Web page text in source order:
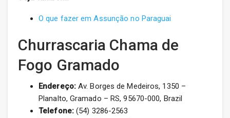
O que fazer em Assunção no Paraguai
Churrascaria Chama de
Fogo Gramado
Endereço:Av. Borges de Medeiros, 1350 –
Planalto, Gramado – RS, 95670-000, Brazil
Telefone:(54) 3286-2563